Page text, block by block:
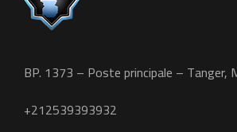
BP. 1373 – Poste principale – Tanger,
+212539393932